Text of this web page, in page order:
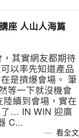
座 人山人海篇
其實網友都期待
以率先知道產品
是擠爆會場。 筆
等一下就沒機會
續到會場，實在
… IN WIN 迎廣
C...
看全文